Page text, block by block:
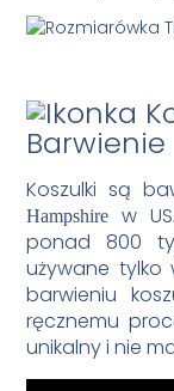
Barwienie
Koszulki są
Hampshire
w
ponad 800
używane tylko
barwieniu
ręcznemu
unikalny i nie